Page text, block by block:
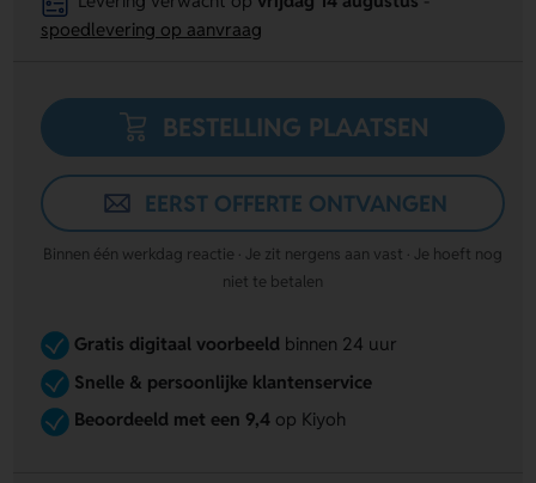
spoedlevering op aanvraag
BESTELLING PLAATSEN
EERST OFFERTE ONTVANGEN
Binnen één werkdag reactie · Je zit nergens aan vast · Je hoeft nog
niet te betalen
Gratis digitaal voorbeeld binnen 24 uur
Snelle & persoonlijke klantenservice
Beoordeeld met een 9,4op Kiyoh